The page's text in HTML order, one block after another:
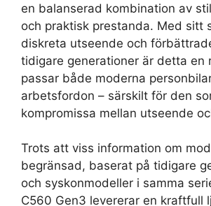
en balanserad kombination av
och praktisk prestanda. Med sitt
diskreta utseende och
tidigare generationer är detta en
passar både moderna
arbetsfordon – särskilt för den
kompromissa mellan utseende
Trots att viss information om
begränsad, baserat på tidigare
och syskonmodeller i samma
C560 Gen3 levererar en kraftfull